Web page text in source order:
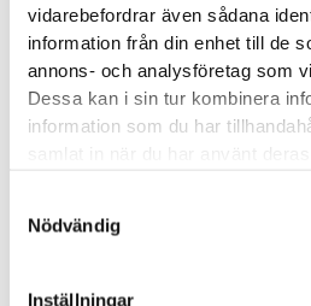
vidarebefordrar även sådana
information från din enhet till de
annons- och analysföretag som
Dessa kan i sin tur kombinera
information som du har
Nödvändig
Inställningar
Fler reparationer
modell